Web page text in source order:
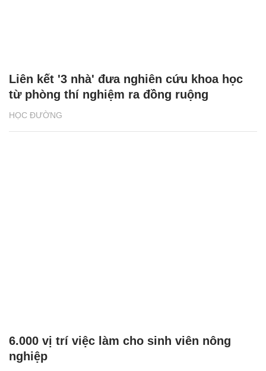
HỌC ĐƯỜNG
Liên kết '3 nhà' đưa nghiên cứu khoa học
từ phòng thí nghiệm ra đồng ruộng
6.000 vị trí việc làm cho sinh viên nông
nghiệp